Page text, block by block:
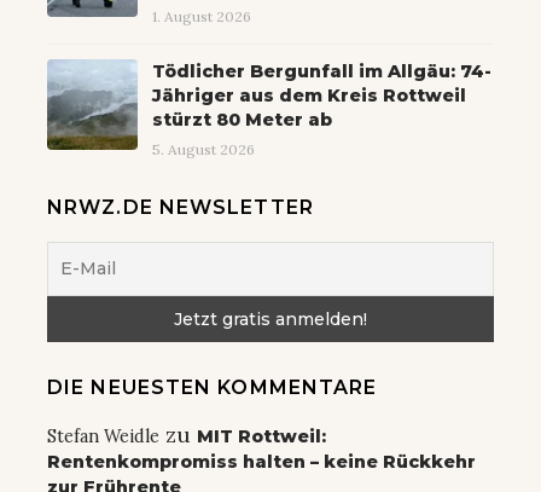
1. August 2026
Tödlicher Bergunfall im Allgäu: 74-
Jähriger aus dem Kreis Rottweil
stürzt 80 Meter ab
5. August 2026
NRWZ.DE NEWSLETTER
DIE NEUESTEN KOMMENTARE
Stefan Weidle zu MIT Rottweil:
Rentenkompromiss halten – keine Rückkehr
zur Frührente